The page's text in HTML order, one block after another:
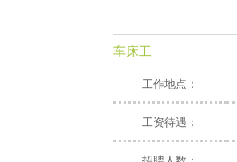
车床工
工作地点：
工资待遇：